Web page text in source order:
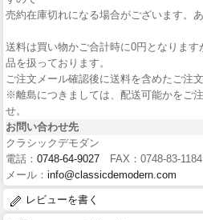
売約在庫切れになる場合がございます。
送料は買い物かご合計時に0円となりま
品を扱っております。
ご注文メール確認後に送料を含めたご注
※離島につきましては、配送可能かをご
せ。
お問い合わせ先
クラシックデモダン
電話： 0748-64-9027 FAX：0748-83-1184
メール： info@classicdemodern.com
レビューを書く